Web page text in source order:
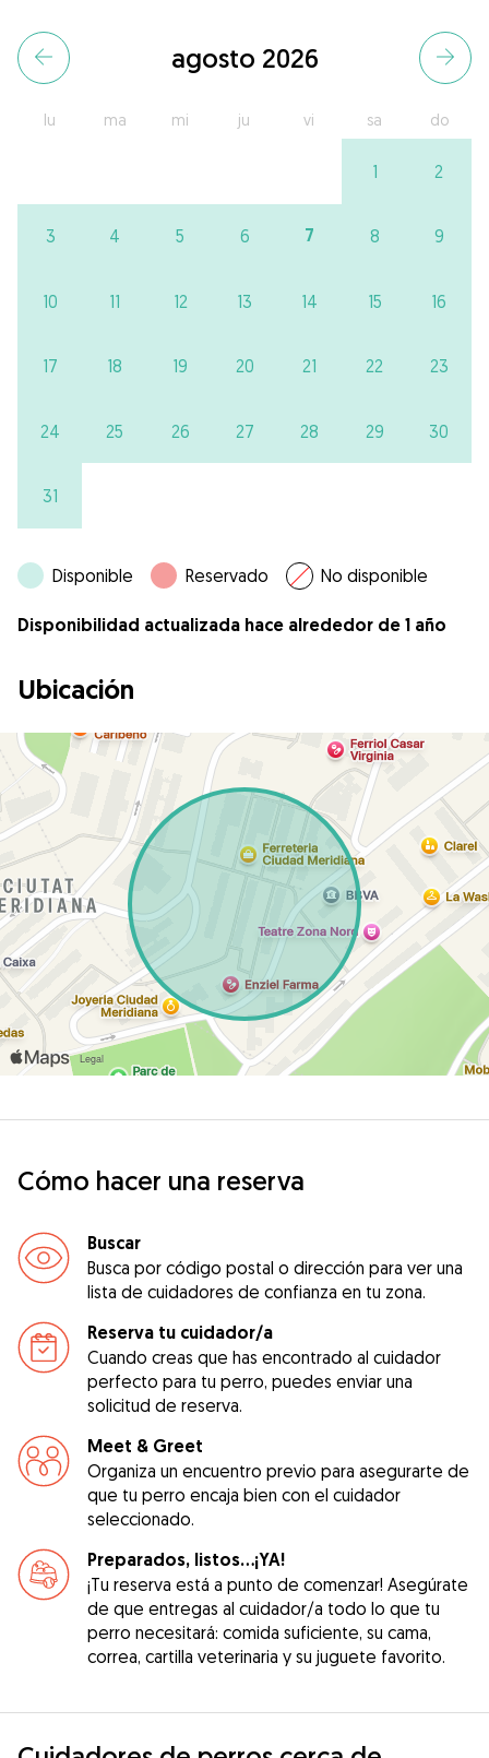
agosto 2026
lu ma mi ju vi sa do
1 2
3 4 5 6 7 8 9
10 11 12 13 14 15 16
17 18 19 20 21 22 23
24 25 26 27 28 29 30
31
Disponible Reservado No disponible
Disponibilidad actualizada hace alrededor de 1 año
Ubicación
Cómo hacer una reserva
Buscar
Busca por código postal o dirección para ver una
lista de cuidadores de confianza en tu zona.
Reserva tu cuidador/a
Cuando creas que has encontrado al cuidador
perfecto para tu perro, puedes enviar una
solicitud de reserva.
Meet & Greet
Organiza un encuentro previo para asegurarte de
que tu perro encaja bien con el cuidador
seleccionado.
Preparados, listos...¡YA!
¡Tu reserva está a punto de comenzar! Asegúrate
de que entregas al cuidador/a todo lo que tu
perro necesitará: comida suficiente, su cama,
correa, cartilla veterinaria y su juguete favorito.